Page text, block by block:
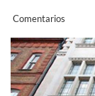
Comentarios